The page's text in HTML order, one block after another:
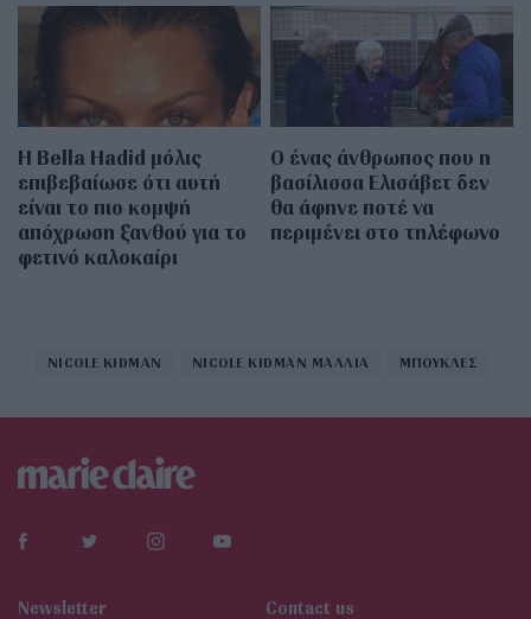
Η Bella Hadid μόλις
επιβεβαίωσε ότι αυτή
είναι το πιο κομψή
απόχρωση ξανθού για το
φετινό καλοκαίρι
Ο ένας άνθρωπος που η
βασίλισσα Ελισάβετ δεν
θα άφηνε ποτέ να
περιμένει στο τηλέφωνο
NICOLE KIDMAN NICOLE KIDMAN ΜΑΛΛΙΑ ΜΠΟΥΚΛΕΣ
Newsletter Contact us